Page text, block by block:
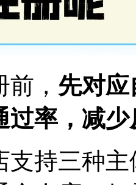
， 先对
过率，减
支持三种